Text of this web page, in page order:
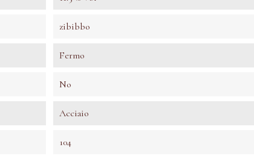
zibibbo
Fermo
No
Acciaio
104